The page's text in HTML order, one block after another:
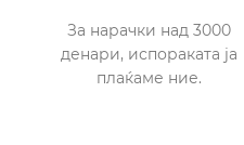
За нарачки над 3000
денари, испораката ја
плаќаме ние.